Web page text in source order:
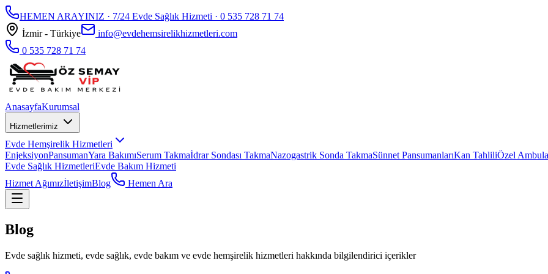
HEMEN ARAYINIZ · 7/24 Evde Sağlık Hizmeti · 0 535 728 71 74
İzmir - Türkiye
info@evdehemsirelikhizmetleri.com
0 535 728 71 74
AnasayfaKurumsal
Hizmetlerimiz
Evde Hemşirelik Hizmetleri
EnjeksiyonPansumanYara BakımıSerum Takmaİdrar Sondası TakmaNazogastrik Sonda TakmaSünnet PansumanlarıKan TahliliÖzel
Evde Sağlık HizmetleriEvde Bakım Hizmeti
Hizmet AğımızİletişimBlog Hemen Ara
Blog
Evde sağlık hizmeti, evde sağlık, evde bakım ve evde hemşirelik hizmetleri hakkında bilgilendirici içerikler